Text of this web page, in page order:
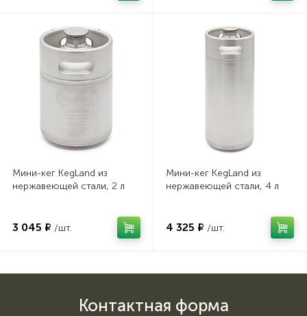
Мини-кег KegLand из
нержавеющей стали, 2 л
3 045 ₽ /шт.
Мини-кег KegLand из
нержавеющей стали, 4 л
4 325 ₽ /шт.
Контактная форма